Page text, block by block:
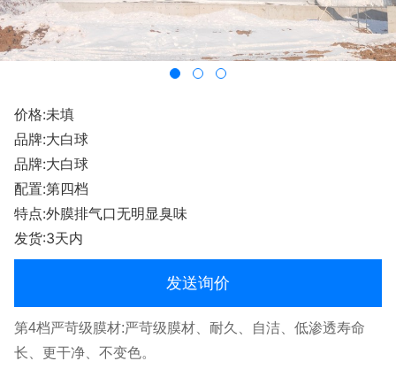
价格:未填
品牌:大白球
品牌:大白球
配置:第四档
特点:外膜排气口无明显臭味
发货:3天内
发送询价
第4档严苛级膜材:严苛级膜材、耐久、自洁、低渗透寿命
长、更干净、不变色。